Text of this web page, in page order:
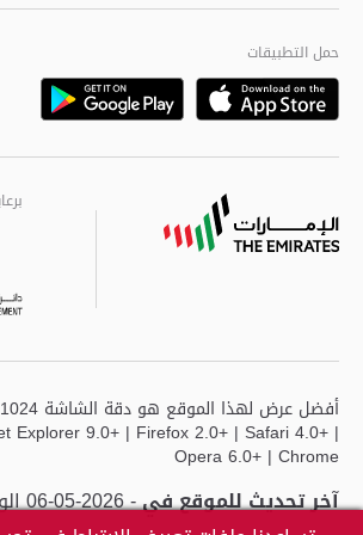
مراكز خدمة أبوظبى
حمل التطبيقات
Google
Playstore
برعاية
Explorer 9.0+ | Firefox 2.0+ | Safari 4.0+ |
Opera 6.0+ | Chrome
آخر تحديث للموقع في- 2026-05-06 الوقت 11:00 صباحًا